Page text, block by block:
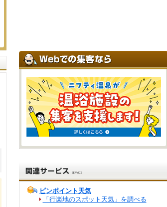
ピンポイント天気
「行楽地のスポット天気」を調べる